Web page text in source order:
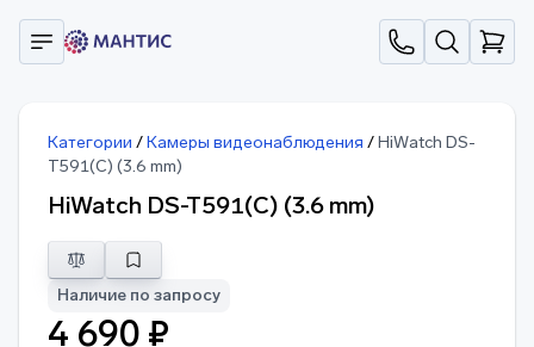
Категории /Камеры видеонаблюдения /HiWatch DS-
T591(C) (3.6 mm)
HiWatch DS-T591(C) (3.6 mm)
Наличие по запросу
4 690 ₽